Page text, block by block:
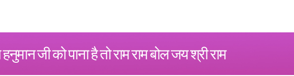
हनुमान जी को पाना है तो राम राम बोल जय श्री राम